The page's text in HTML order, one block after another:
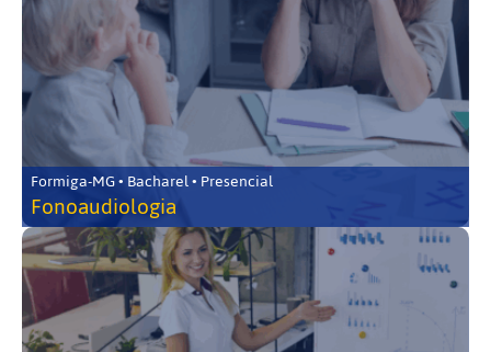
Formiga-MG • Bacharel • Presencial
Fonoaudiologia